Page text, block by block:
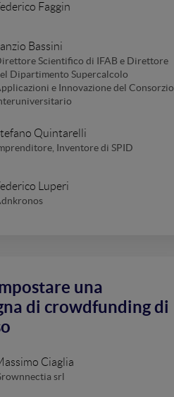
Faggin
Bassini
Scientifico di IFAB e Direttore
Dipartimento Supercalcolo
e Innovazione del Consorzio
Quintarelli
Inventore di SPID
Luperi
una
di crowdfunding di
Ciaglia
srl